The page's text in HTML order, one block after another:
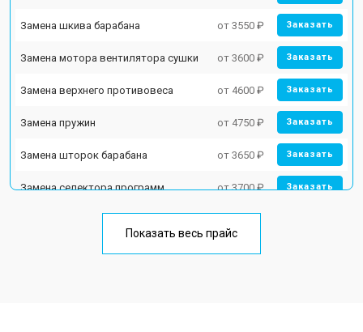
Замена шкива барабана от 3550 ₽ Заказать
Замена мотора вентилятора сушки от 3600 ₽ Заказать
Замена верхнего противовеса от 4600 ₽ Заказать
Замена пружин от 4750 ₽ Заказать
Замена шторок барабана от 3650 ₽ Заказать
Замена селектора программ от 3700 ₽ Заказать
Замена опоры бака от 2800 ₽
Показать весь прайс